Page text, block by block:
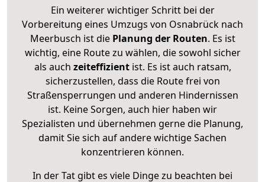
Ein weiterer wichtiger Schritt bei der
Vorbereitung eines Umzugs von Osnabrück nach
Meerbusch ist diePlanung der Routen. Es ist
wichtig, eine Route zu wählen, die sowohl sicher
als auch zeiteffizientist. Es ist auch ratsam,
sicherzustellen, dass die Route frei von
Straßensperrungen und anderen Hindernissen
ist. Keine Sorgen, auch hier haben wir
Spezialisten und übernehmen gerne die Planung,
damit Sie sich auf andere wichtige Sachen
konzentrieren können.
In der Tat gibt es viele Dinge zu beachten bei